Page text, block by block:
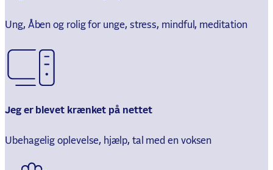
Ung, Åben og rolig for unge, stress, mindful, meditation
Jeg er blevet krænket på nettet
Ubehagelig oplevelse, hjælp, tal med en voksen